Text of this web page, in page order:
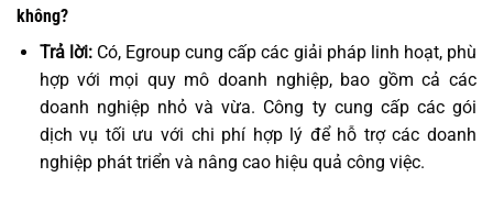
không?
Trả lời: Có, Egroup cung cấp các giải pháp linh hoạt, phù
hợp với mọi quy mô doanh nghiệp, bao gồm cả các
doanh nghiệp nhỏ và vừa. Công ty cung cấp các gói
dịch vụ tối ưu với chi phí hợp lý để hỗ trợ các doanh
nghiệp phát triển và nâng cao hiệu quả công việc.